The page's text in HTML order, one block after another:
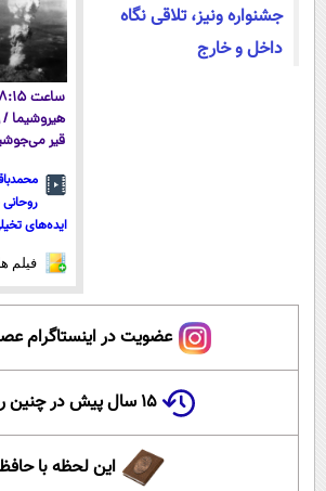
جشنواره ونیز، تلاقی نگاه
داخل و خارج
هیروشیما
قیر
روحانی
ایده‌های
فیلم
عضویت در اینستاگرام
۱۵ سال پیش در چنین روزی
این لحظه با